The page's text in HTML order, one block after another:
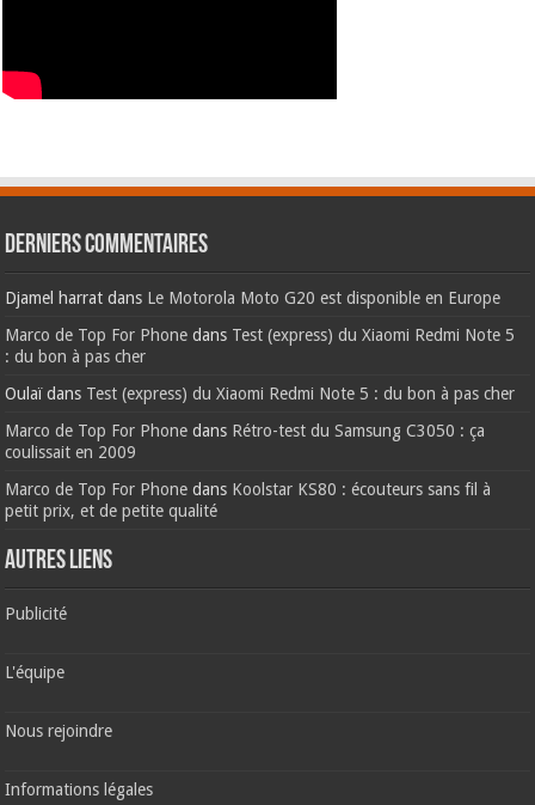
Derniers commentaires
Djamel harrat dans Le Motorola Moto G20 est disponible en Europe
Marco de Top For Phone dans Test (express) du Xiaomi Redmi Note 5
: du bon à pas cher
Oulaïdans Test (express) du Xiaomi Redmi Note 5 : du bon à pas cher
Marco de Top For Phone dans Rétro-test du Samsung C3050 : ça
coulissait en 2009
Marco de Top For Phone dans Koolstar KS80 : écouteurs sans fil à
petit prix, et de petite qualité
AUTRES LIENS
Publicité
L'équipe
Nous rejoindre
Informations légales